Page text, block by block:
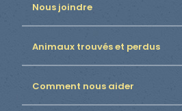
Nous joindre
Animaux trouvés et perdus
Comment nous aider